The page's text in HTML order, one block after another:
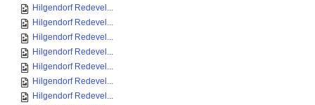
Hilgendorf Redevel...
Hilgendorf Redevel...
Hilgendorf Redevel...
Hilgendorf Redevel...
Hilgendorf Redevel...
Hilgendorf Redevel...
Hilgendorf Redevel...